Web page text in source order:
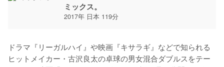
ミックス。
2017年 日本 119分
ドラマ『リーガルハイ』や映画『キサラギ』などで知られる
ヒットメイカー・古沢良太の卓球の男女混合ダブルスをテー